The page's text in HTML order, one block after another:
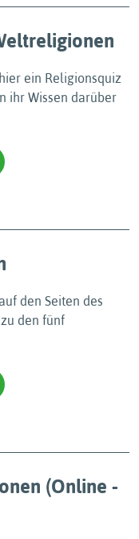
ein Religionsquiz
ihr Wissen darüber
den Seiten des
den fünf
(Online -